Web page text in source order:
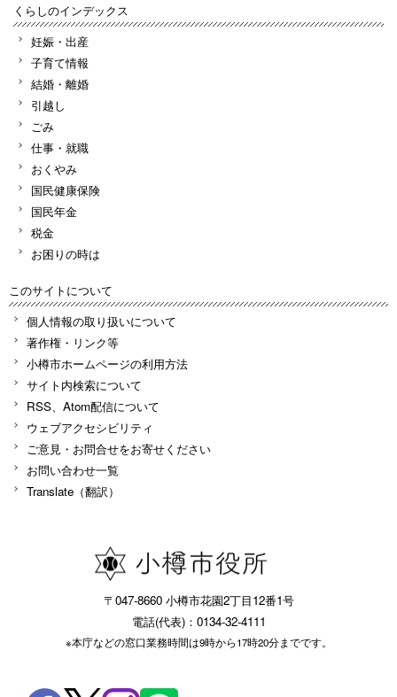
くらしのインデックス
妊娠・出産
子育て情報
結婚・離婚
引越し
ごみ
仕事・就職
おくやみ
国民健康保険
国民年金
税金
お困りの時は
このサイトについて
個人情報の取り扱いについて
著作権・リンク等
小樽市ホームページの利用方法
サイト内検索について
RSS、Atom配信について
ウェブアクセシビリティ
ご意見・お問合せをお寄せください
お問い合わせ一覧
Translate（翻訳）
〒047-8660 小樽市花園2丁目12番1号
電話(代表)：0134-32-4111
※本庁などの窓口業務時間は9時から17時20分までです。